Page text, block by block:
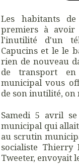
Les habitants
premiers à
l'inutilité d'un
Capucins et le le
rien de nouveau
de transport
municipal vous
de son inutilité, on
Samedi 5 avril
municipal qui
au scrutin
socialiste Thierry
Tweeter, envoyait